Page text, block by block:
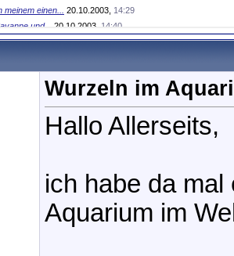
meinem einen... 20.10.2003, 14:29
und... 20.10.2003, 14:40
hätte ich...20.10.2003,18:45
was 5...
Wurzeln im
Hallo Allerseits,
ich habe da
Aquarium im